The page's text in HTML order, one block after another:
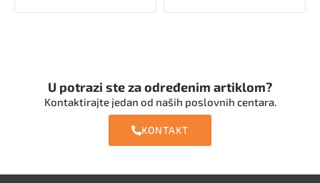
U potrazi ste za određenim artiklom?
Kontaktirajte jedan od naših poslovnih centara.
KONTAKT